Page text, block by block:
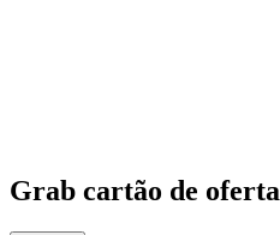
Grab cartão de oferta